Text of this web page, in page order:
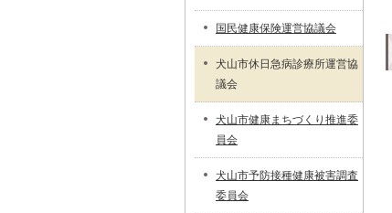
国民健康保険運営協議会
犬山市休日急病診療所運営協
議会
犬山市健康まちづくり推進委
員会
犬山市予防接種健康被害調査
委員会